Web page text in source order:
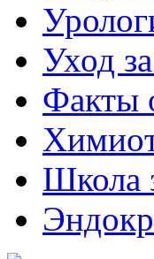
Уход
Факты
Школа